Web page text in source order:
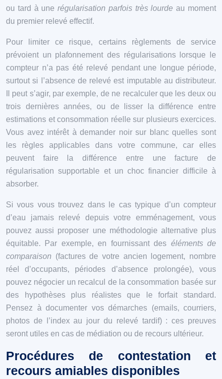
ou tard à unerégularisation parfois très lourde au moment
du premier relevé effectif.
Pour limiter ce risque, certains règlements de service
prévoient un plafonnement des régularisations lorsque le
compteur n’a pas été relevé pendant une longue période,
surtout si l’absence de relevé est imputable au distributeur.
Il peut s’agir, par exemple, de ne recalculer que les deux ou
trois dernières années, ou de lisser la différence entre
estimations et consommation réelle sur plusieurs exercices.
Vous avez intérêt à demander noir sur blanc quelles sont
les règles applicables dans votre commune, car elles
peuvent faire la différence entre une facture de
régularisation supportable et un choc financier difficile à
absorber.
Si vous vous trouvez dans le cas typique d’un compteur
d’eau jamais relevé depuis votre emménagement, vous
pouvez aussi proposer une méthodologie alternative plus
équitable. Par exemple, en fournissant des éléments de
comparaison (factures de votre ancien logement, nombre
réel d’occupants, périodes d’absence prolongée), vous
pouvez négocier un recalcul de la consommation basée sur
des hypothèses plus réalistes que le forfait standard.
Pensez à documenter vos démarches (emails, courriers,
photos de l’index au jour du relevé tardif) : ces preuves
seront utiles en cas de médiation ou de recours ultérieur.
Procédures de contestation et
recours amiables disponibles